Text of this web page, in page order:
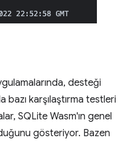
desteği
bazı karşılaştırma testleri
SQLite Wasm'ın genel
gösteriyor. Bazen